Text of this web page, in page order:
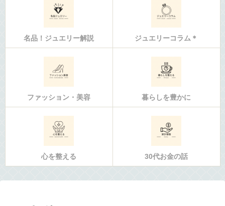
名品！ジュエリー解説 ジュエリーコラム＊
ファッション・美容 暮らしを豊かに
心を整える 30代お金の話